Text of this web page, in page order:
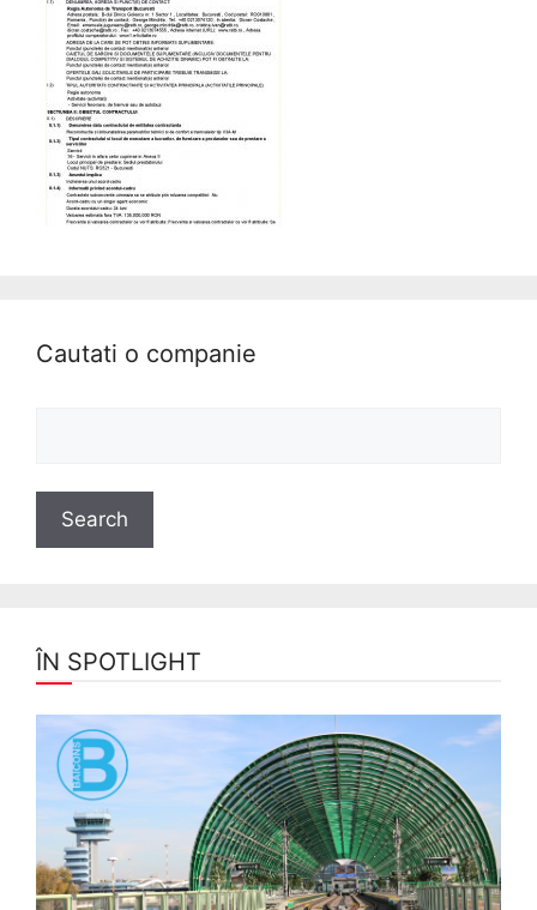
Cautati o companie
ÎN SPOTLIGHT